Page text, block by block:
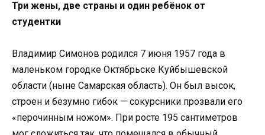
Три жены, две страны и один ребёнок от
студентки
Владимир Симонов родился 7 июня 1957 года в
маленьком городке Октябрьске Куйбышевской
области (ныне Самарская область). Он был высок,
строен и безумно гибок — сокурсники прозвали его
«перочинным ножом». При росте 195 сантиметров